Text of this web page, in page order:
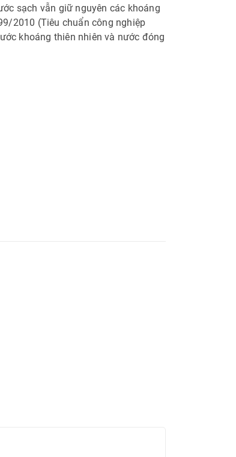
sạch vẫn giữ nguyên các khoáng
2010 (Tiêu chuẩn công nghiệp
khoáng thiên nhiên và nước đóng